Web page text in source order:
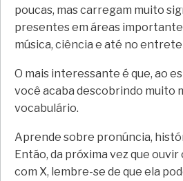
poucas, mas carregam muito
presentes em áreas
música, ciência e até no
O mais interessante é que, ao
você acaba descobrindo muito
vocabulário.
Aprende sobre pronúncia,
Então, da próxima vez que ouvir
com X, lembre-se de que ela